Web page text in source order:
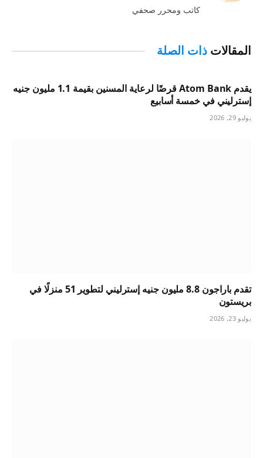
كاتب ومحرر صحفي
المقالات ذات الصلة
يقدم Atom Bank قرضًا لرعاية المسنين بقيمة 1.1 مليون جنيه
إسترليني في خمسة أسابيع
يوليو 29, 2026
تقدم باراجون 8.8 مليون جنيه إسترليني لتطوير 51 منزلًا في
بريستون
يوليو 23, 2026